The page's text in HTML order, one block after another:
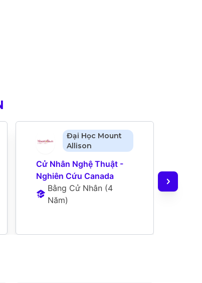
Đại Học Mount
Allison
Cử Nhân Nghệ Thuật -
Nghiên Cứu Canada
Bằng Cử Nhân (4
Năm)